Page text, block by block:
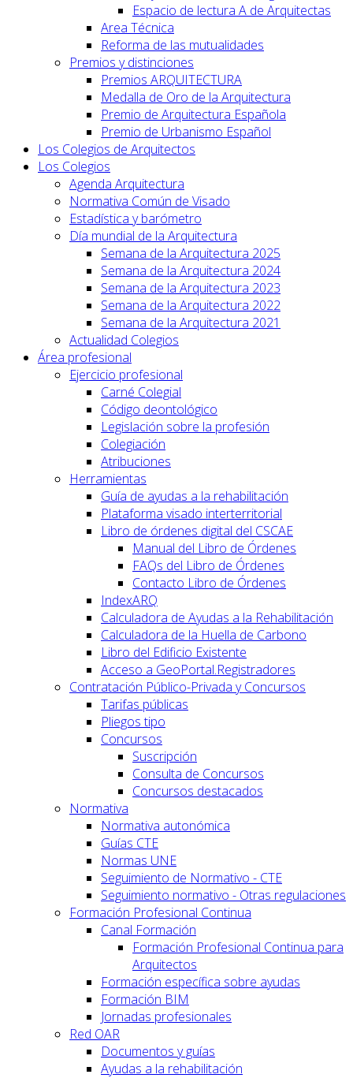
Espacio de lectura A de Arquitectas
Area Técnica
Reforma de las mutualidades
Premios y distinciones
Premios ARQUITECTURA
Medalla de Oro de la Arquitectura
Premio de Arquitectura Española
Premio de Urbanismo Español
Los Colegios de Arquitectos
Los Colegios
Agenda Arquitectura
Normativa Común de Visado
Estadística y barómetro
Día mundial de la Arquitectura
Semana de la Arquitectura 2025
Semana de la Arquitectura 2024
Semana de la Arquitectura 2023
Semana de la Arquitectura 2022
Semana de la Arquitectura 2021
Actualidad Colegios
Área profesional
Ejercicio profesional
Carné Colegial
Código deontológico
Legislación sobre la profesión
Colegiación
Atribuciones
Herramientas
Guía de ayudas a la rehabilitación
Plataforma visado interterritorial
Libro de órdenes digital del CSCAE
Manual del Libro de Órdenes
FAQs del Libro de Órdenes
Contacto Libro de Órdenes
IndexARQ
Calculadora de Ayudas a la Rehabilitación
Calculadora de la Huella de Carbono
Libro del Edificio Existente
Acceso a GeoPortal.Registradores
Contratación Público-Privada y Concursos
Tarifas públicas
Pliegos tipo
Concursos
Suscripción
Consulta de Concursos
Concursos destacados
Normativa
Normativa autonómica
Guías CTE
Normas UNE
Seguimiento de Normativo - CTE
Seguimiento normativo - Otras regulaciones
Formación Profesional Continua
Canal Formación
Formación Profesional Continua para
Arquitectos
Formación específica sobre ayudas
Formación BIM
Jornadas profesionales
Red OAR
Documentos y guías
Ayudas a la rehabilitación